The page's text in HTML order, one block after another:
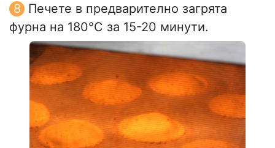
Печете в предварително загрята
фурна на 180°C за 15-20 минути.